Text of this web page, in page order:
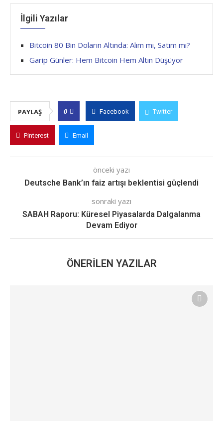
İlgili Yazılar
Bitcoin 80 Bin Doların Altında: Alım mı, Satım mı?
Garip Günler: Hem Bitcoin Hem Altın Düşüyor
PAYLAŞ 0 Facebook Twitter
Pinterest Email
önceki yazı
Deutsche Bank’ın faiz artışı beklentisi güçlendi
sonraki yazı
SABAH Raporu: Küresel Piyasalarda Dalgalanma
Devam Ediyor
ÖNERILEN YAZILAR